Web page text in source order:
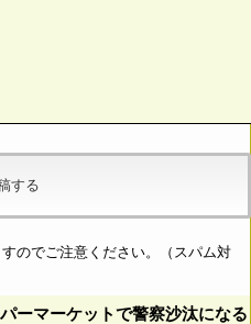
のでご注意ください。（スパム対
パーマーケットで警察沙汰にな